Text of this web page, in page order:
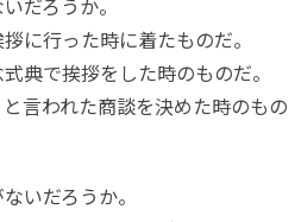
だろうか。
に行った時に着たものだ。
典で挨拶をした時のものだ。
言われた商談を決めた時のもの
いだろうか。